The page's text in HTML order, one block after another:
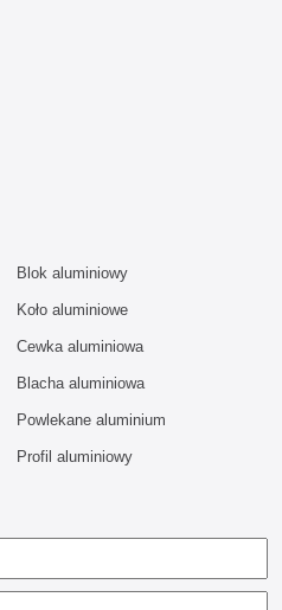
Blok aluminiowy
Koło aluminiowe
Cewka aluminiowa
Blacha aluminiowa
Powlekane aluminium
Profil aluminiowy